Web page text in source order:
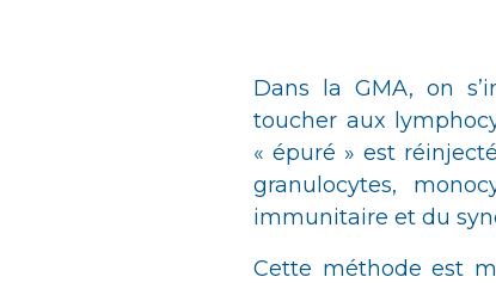
Dans la GMA, on
toucher aux
« épuré » est
granulocytes,
immunitaire et du
Cette méthode est